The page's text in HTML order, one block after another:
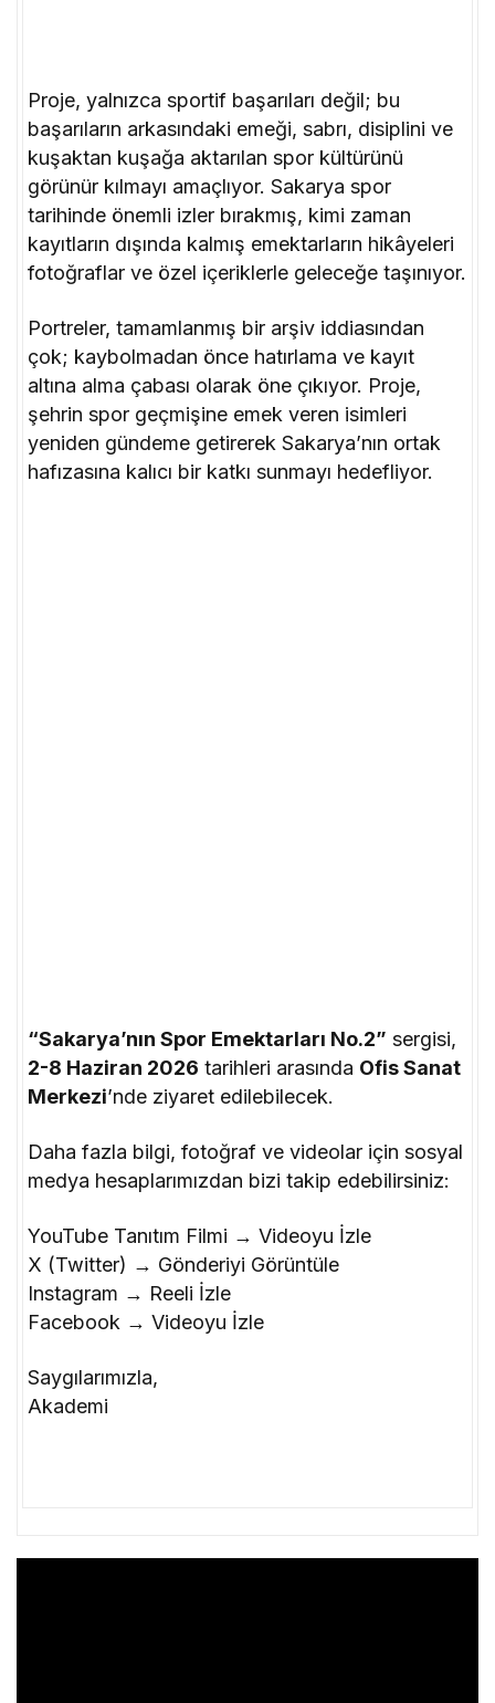
Proje, yalnızca sportif başarıları değil; bu
başarıların arkasındaki emeği, sabrı, disiplini ve
kuşaktan kuşağa aktarılan spor kültürünü
görünür kılmayı amaçlıyor. Sakarya spor
tarihinde önemli izler bırakmış, kimi zaman
kayıtların dışında kalmış emektarların hikâyeleri
fotoğraflar ve özel içeriklerle geleceğe taşınıyor.
Portreler, tamamlanmış bir arşiv iddiasından
çok; kaybolmadan önce hatırlama ve kayıt
altına alma çabası olarak öne çıkıyor. Proje,
şehrin spor geçmişine emek veren isimleri
yeniden gündeme getirerek Sakarya’nın ortak
hafızasına kalıcı bir katkı sunmayı hedefliyor.
“Sakarya’nın Spor Emektarları No.2” sergisi,
2-8 Haziran 2026 tarihleri arasında Ofis Sanat
Merkezi’nde ziyaret edilebilecek.
Daha fazla bilgi, fotoğraf ve videolar için sosyal
medya hesaplarımızdan bizi takip edebilirsiniz:
YouTube Tanıtım Filmi → Videoyu İzle
X (Twitter) → Gönderiyi Görüntüle
Instagram → Reeli İzle
Facebook → Videoyu İzle
Saygılarımızla,
Akademi